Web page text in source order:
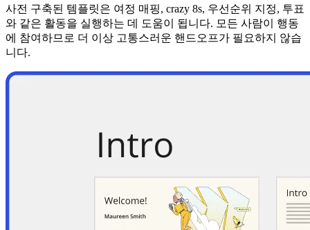
사전 구축된 템플릿은 여정 매핑, crazy 8s, 우선순위 지정, 투표
와 같은 활동을 실행하는 데 도움이 됩니다. 모든 사람이 행동
에 참여하므로 더 이상 고통스러운 핸드오프가 필요하지 않습
니다.